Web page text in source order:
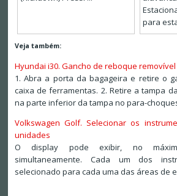
para
Veja também:
Hyundai i30. Gancho de reboque removível
1. Abra a porta da bagageira e retire o
caixa de ferramentas. 2. Retire a tampa
na parte inferior da tampa no para-
Volkswagen Golf. Selecionar os
unidades
O display pode exibir, no
simultaneamente. Cada um dos
selecionado para cada uma das áreas de